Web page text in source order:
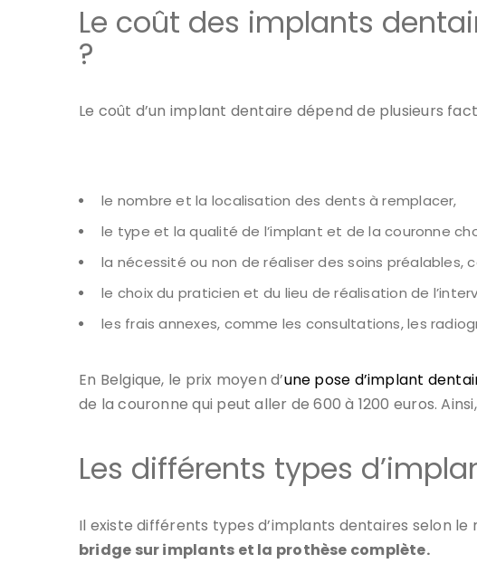
Le coût des implants
?
Le coût d’un implant dentaire dépend de plusieurs
le nombre et la localisation des dents à remplacer,
le type et la qualité de l’implant et de la couronne
la nécessité ou non de réaliser des soins
le choix du praticien et du lieu de réalisation de
les frais annexes, comme les consultations, les
En Belgique, le prix moyen d’une pose d’implant
de la couronne qui peut aller de 600 à 1200 euros.
Les différents types
Il existe différents types d’implants dentaires selon
bridge sur implants et la prothèse complète.